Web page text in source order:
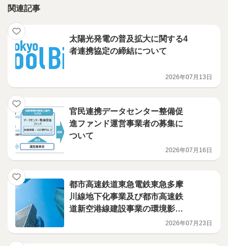
関連記事
太陽光発電の普及拡大に関する4
者連携協定の締結について
2026年07月13日
官民連携データセンター整備促
進ファンド運営事業者の募集に
ついて
2026年07月16日
都市高速鉄道東急電鉄東急多摩
川線地下化事業及び都市高速鉄
道新空港線建設事業の環境影響
評価調査計画書を提出しました2026年07月23日